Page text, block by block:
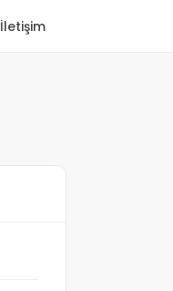
İletişim